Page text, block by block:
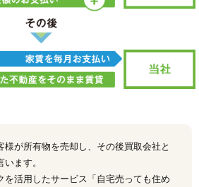
様が所有物を売却し、その後買取会社と
ます。
を活用したサービス「自宅売っても住め